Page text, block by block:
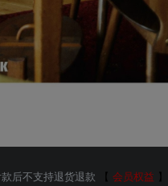
后不支持退货退款 【 会员权益 】